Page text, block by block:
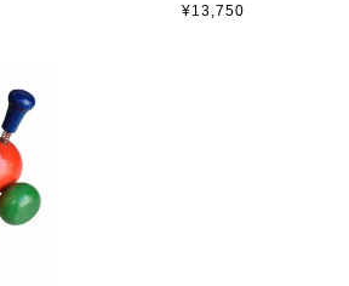
¥13,750